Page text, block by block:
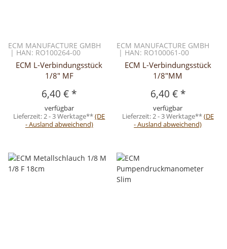
ECM MANUFACTURE GMBH
| HAN: RO100264-00
ECM L-Verbindungsstück
1/8" MF
6,40 € *
verfügbar
Lieferzeit:2 - 3 Werktage**(DE
- Ausland abweichend)
ECM MANUFACTURE GMBH
| HAN: RO100061-00
ECM L-Verbindungsstück
1/8"MM
6,40 € *
verfügbar
Lieferzeit:2 - 3 Werktage**(DE
- Ausland abweichend)